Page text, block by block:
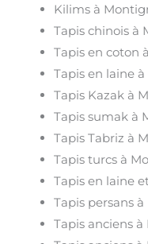
Kilims à
Tapis chinois à
Tapis en coton
Tapis en laine
Tapis Kazak à
Tapis sumak à
Tapis Tabriz à
Tapis turcs à
Tapis en laine
Tapis persans
Tapis anciens